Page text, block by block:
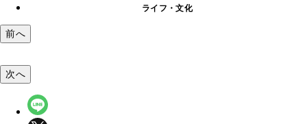
ライフ・文化
前へ
次へ